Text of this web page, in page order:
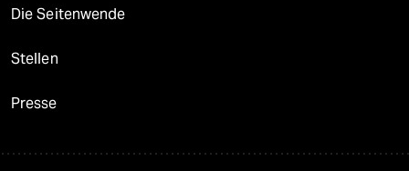
Die Seitenwende
Stellen
Presse